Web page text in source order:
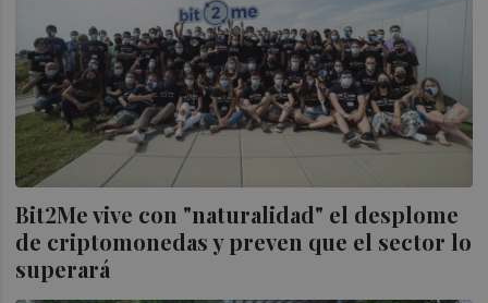
Bit2Me vive con "naturalidad" el desplome
de criptomonedas y preven que el sector lo
superará